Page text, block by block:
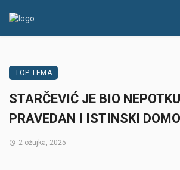
TOP TEMA
STARČEVIĆ JE BIO
PRAVEDAN I ISTINSKI
2 ožujka, 2025